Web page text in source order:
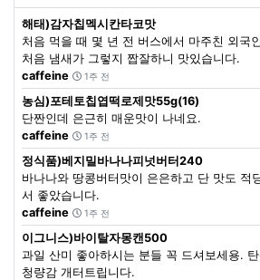
해태)감자칩멕시칸타코맛
처음 먹을 때 몇 년 전 버스에서 마주친 외국
처음 냄새가 그렇지 짭잘하니 맛있습니다.
caffeine
1주 전
농심)포테토칩엽떡로제맛55g(16)
단짠인데 은근히 매운맛이 나네요.
caffeine
1주 전
정식품)베지밀바나나피넛버터240
바나나와 땅콩버터맛이 은은하고 단 맛도 적
서 좋았습니다.
caffeine
1주 전
이그니스)바이탈자몽캔500
과일 산미 좋아하시는 분들 꼭 드셔보세용.
청량감 개터트립니다.